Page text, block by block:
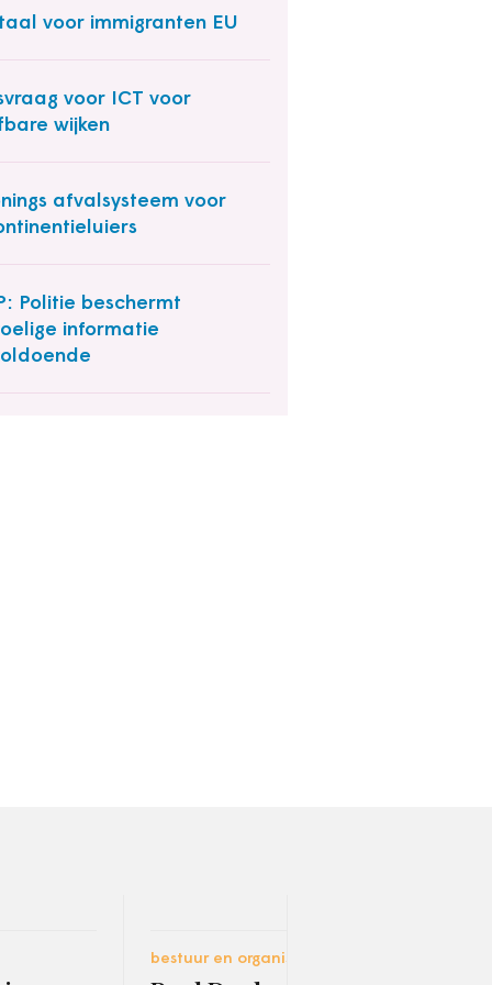
voor immigranten EU
voor ICT voor
wijken
afvalsysteem voor
Politie beschermt
informatie
bestuur en organisatie